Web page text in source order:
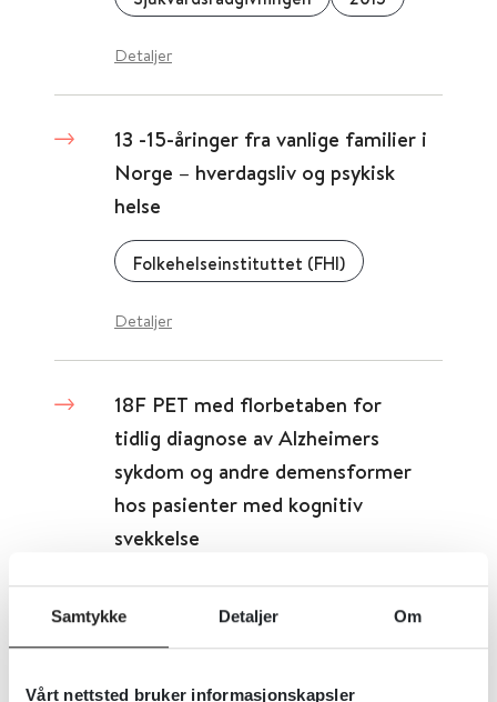
Samtykke Detaljer Om
Vårt nettsted bruker informasjonskapsler
Detaljer
13 -15-åringer fra vanlige familier i
Norge – hverdagsliv og psykisk
helse
Folkehelseinstituttet (FHI)
Detaljer
18F PET med florbetaben for
tidlig diagnose av Alzheimers
sykdom og andre demensformer
hos pasienter med kognitiv
svekkelse
Detaljer